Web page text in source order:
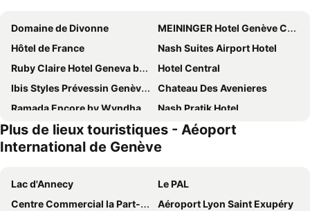
Domaine de Divonne
MEININGER Hotel Genève Centre Charmilles
Hôtel de France
Nash Suites Airport Hotel
Ruby Claire Hotel Geneva by IHG
Hotel Central
Ibis Styles Prévessin Genève Aéroport
Chateau Des Avenieres
Ramada Encore by Wyndham Geneva
Nash Pratik Hotel
YOTEL Geneva Lake
B&B HOTEL Geneva Airport
Château de Bossey
Emerald Borjomi Hotel
ibis budget Genève Aéroport
Lake Geneva Hotel
The Originals City, Hôtel du Mont Sion
ibis Genève Aéroport
Plus de lieux touristiques - Aéoport
International de Genève
Lac d'Annecy
Le PAL
Centre Commercial la Part-Dieu
Aéroport Lyon Saint Exupéry